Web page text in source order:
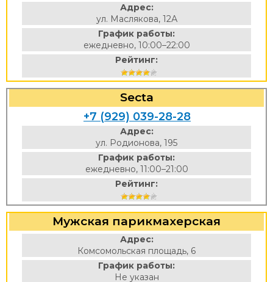
Адрес:
ул. Маслякова, 12А
График работы:
ежедневно, 10:00–22:00
Рейтинг:
Secta
+7 (929) 039-28-28
Адрес:
ул. Родионова, 195
График работы:
ежедневно, 11:00–21:00
Рейтинг:
Мужская парикмахерская
Адрес:
Комсомольская площадь, 6
График работы:
Не указан